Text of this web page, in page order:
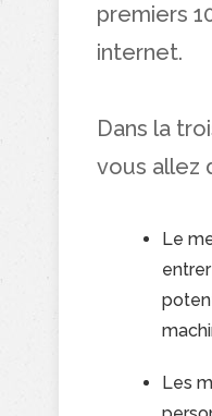
premiers
internet.
Dans la
vous allez
Le
Les